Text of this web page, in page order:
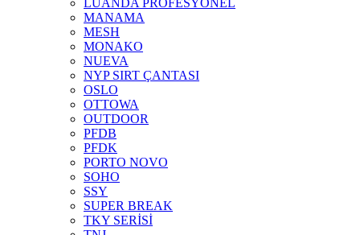
MANAMA
MESH
MONAKO
NUEVA
NYP SIRT ÇANTASI
OSLO
OTTOWA
OUTDOOR
PFDB
PFDK
PORTO NOVO
SOHO
SSY
SUPER BREAK
TKY SERİSİ